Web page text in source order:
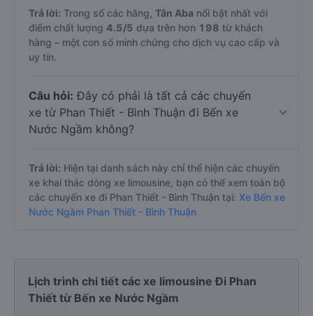
Ngầm đi Phan Thiết - Bình Thuận được
khách hàng đánh giá tốt nhất?
Trả lời:
hàng – một con số minh chứng cho dịch vụ cao cấp và
uy tín.
xe từ Phan Thiết - Bình Thuận đi Bến xe
Nước Ngầm không?
Trả lời:Hiện tại danh sách này chỉ thể hiện các chuyến